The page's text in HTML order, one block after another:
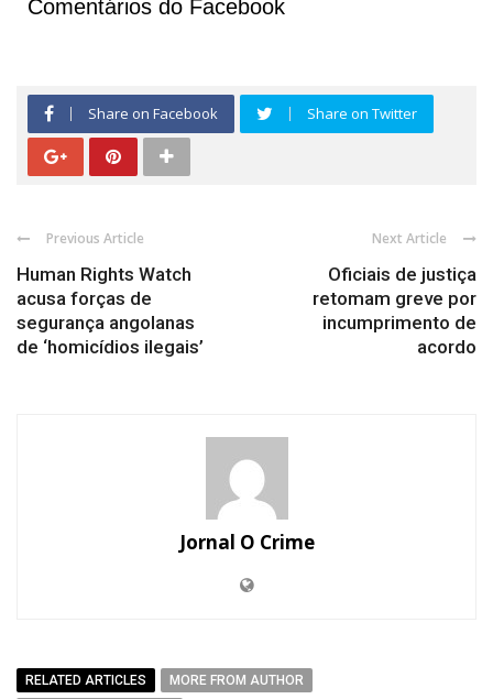
Comentários do Facebook
Share on Facebook Share on Twitter
Previous Article
Human Rights Watch
acusa forças de
segurança angolanas
de ‘homicídios ilegais’
Next Article
Oficiais de justiça
retomam greve por
incumprimento de
acordo
Jornal O Crime
RELATED ARTICLES
MORE FROM AUTHOR